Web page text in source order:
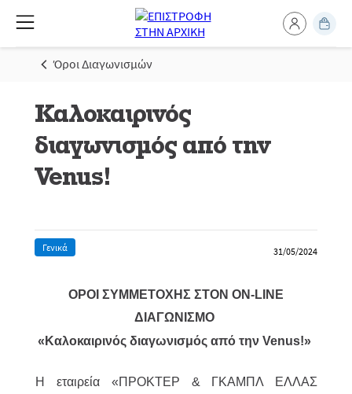
Όροι Διαγωνισμών
Καλοκαιρινός
διαγωνισμός από την
Venus!
Γενικά 31/05/2024
ΟΡΟΙ ΣΥΜΜΕΤΟΧΗΣ ΣΤΟΝ ON-LINE
ΔΙΑΓΩΝΙΣΜΟ
«Καλοκαιρινός διαγωνισμός από την Venus!»
Η εταιρεία «ΠΡΟΚΤΕΡ & ΓΚΑΜΠΛ ΕΛΛΑΣ